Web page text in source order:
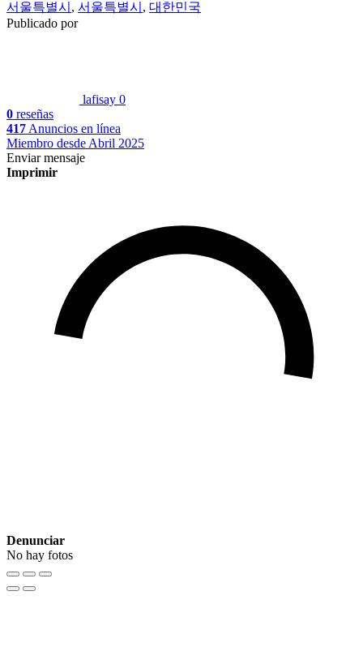
서울특별시 , 서울특별시 , 대한민국
Publicado por
lafisay 0
0 reseñas
417 Anuncios en línea
Miembro desde Abril 2025
Enviar mensaje
Imprimir
Denunciar
No hay fotos